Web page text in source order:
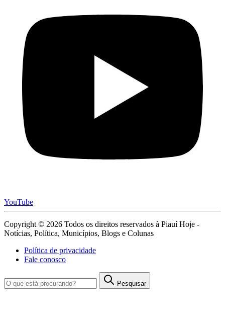
YouTube
Copyright © 2026 Todos os direitos reservados à Piauí Hoje -
Notícias, Política, Municípios, Blogs e Colunas
Política de privacidade
Fale conosco
Pesquisar